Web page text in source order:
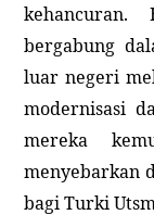
bergabung
luar negeri
modernisasi
mereka
menyebarkan
bagi Turki